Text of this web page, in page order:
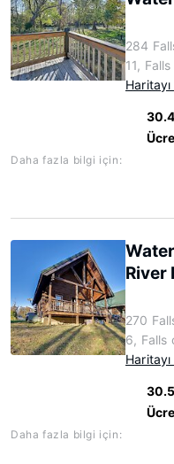
284
11,
Daha fazla bilgi için:
River
270
6, Falls
Daha fazla bilgi için: